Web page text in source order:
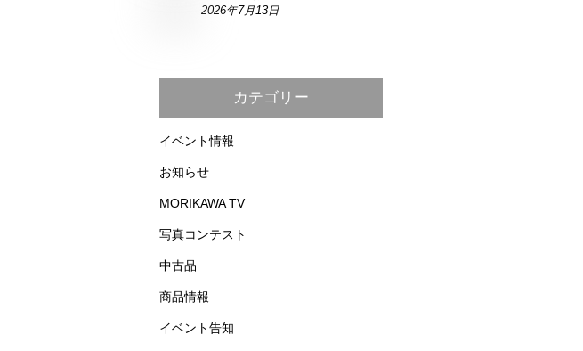
2026年7月13日
カテゴリー
イベント情報
お知らせ
MORIKAWA TV
写真コンテスト
中古品
商品情報
イベント告知